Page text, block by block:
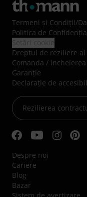
Termeni şi Condiţii/
Politica de
Dreptul de reziliere
Comanda /
Garanție
Declarație de
Rezilierea
Despre noi
Cariere
Blog
Bazar